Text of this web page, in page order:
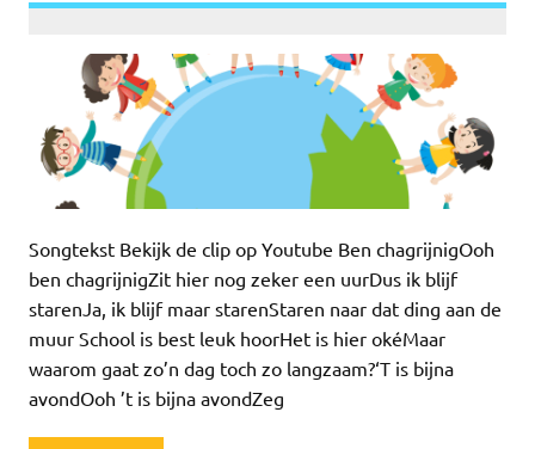
Songtekst Bekijk de clip op Youtube Ben chagrijnigOoh
ben chagrijnigZit hier nog zeker een uurDus ik blijf
starenJa, ik blijf maar starenStaren naar dat ding aan de
muur School is best leuk hoorHet is hier okéMaar
waarom gaat zo’n dag toch zo langzaam?‘T is bijna
avondOoh ’t is bijna avondZeg